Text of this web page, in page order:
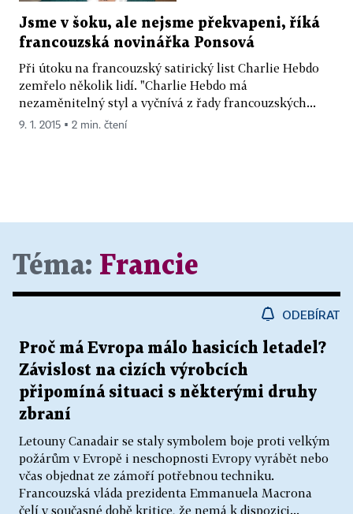
Jsme v šoku, ale nejsme překvapeni, říká
francouzská novinářka Ponsová
Při útoku na francouzský satirický list Charlie Hebdo
zemřelo několik lidí. "Charlie Hebdo má
nezaměnitelný styl a vyčnívá z řady francouzských...
9. 1. 2015 ▪ 2 min. čtení
Téma: Francie
ODEBÍRAT
Proč má Evropa málo hasicích letadel?
Závislost na cizích výrobcích
připomíná situaci s některými druhy
zbraní
Letouny Canadair se staly symbolem boje proti velkým
požárům v Evropě i neschopnosti Evropy vyrábět nebo
včas objednat ze zámoří potřebnou techniku.
Francouzská vláda prezidenta Emmanuela Macrona
čelí v současné době kritice, že nemá k dispozici...